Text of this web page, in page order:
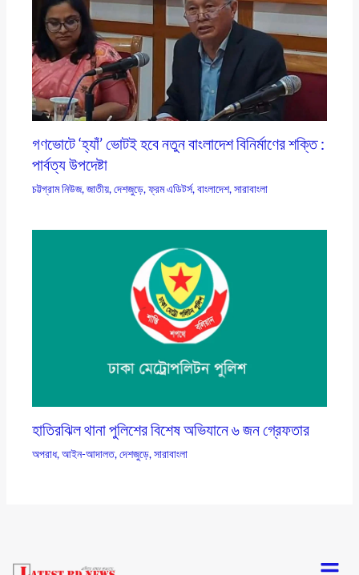
গণভোটে ‘হ্যাঁ’ ভোটই হবে নতুন বাংলাদেশ বিনির্মাণের শক্তি :
পার্বত্য উপদেষ্টা
চট্টগ্রাম নিউজ,জাতীয়,দেশজুড়ে,ফ্রম এডিটর্স,বাংলাদেশ,সারাবাংলা
হাতিরঝিল থানা পুলিশের বিশেষ অভিযানে ৬ জন গ্রেফতার
অপরাধ,আইন-আদালত,দেশজুড়ে,সারাবাংলা
Menu